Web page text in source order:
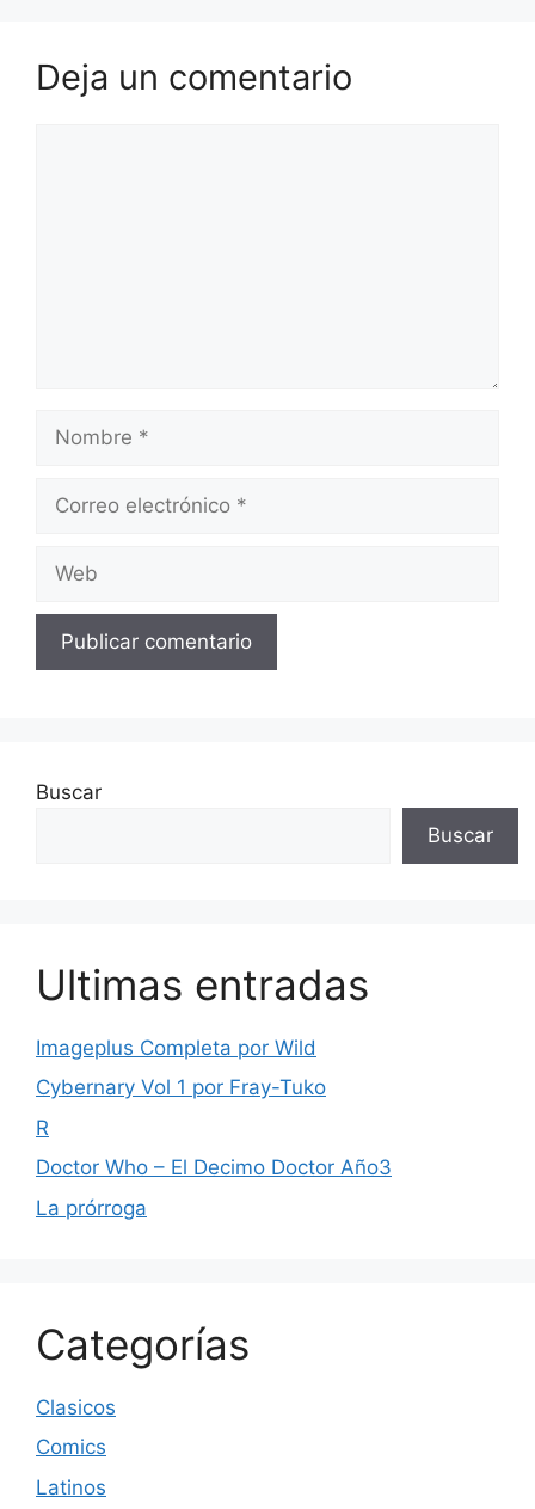
Deja un comentario
electrónico
Buscar
Buscar
Ultimas entradas
Imageplus Completa por Wild
Cybernary Vol 1 por Fray-Tuko
R
Doctor Who – El Decimo Doctor Año3
La prórroga
Categorías
Clasicos
Comics
Latinos